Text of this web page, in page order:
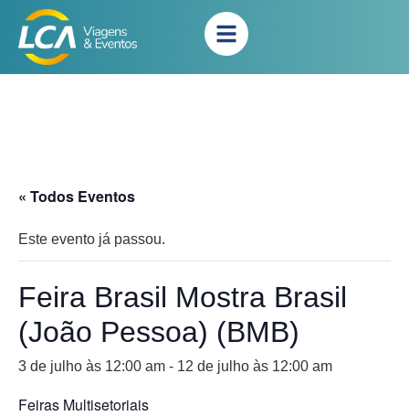
« Todos Eventos
Este evento já passou.
Feira Brasil Mostra Brasil
(João Pessoa) (BMB)
3 de julho às 12:00 am - 12 de julho às 12:00 am
Feiras Multisetoriais